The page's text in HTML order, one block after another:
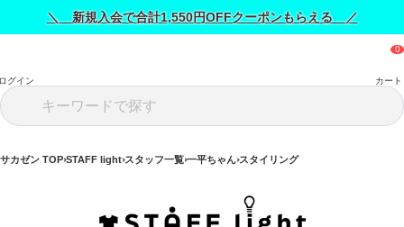
＼ 新規入会で合計1,550円OFFクーポンもらえる ／
グイン カート
サカゼン TOP STAFF light スタッフ一覧 一平ちゃん スタイリング